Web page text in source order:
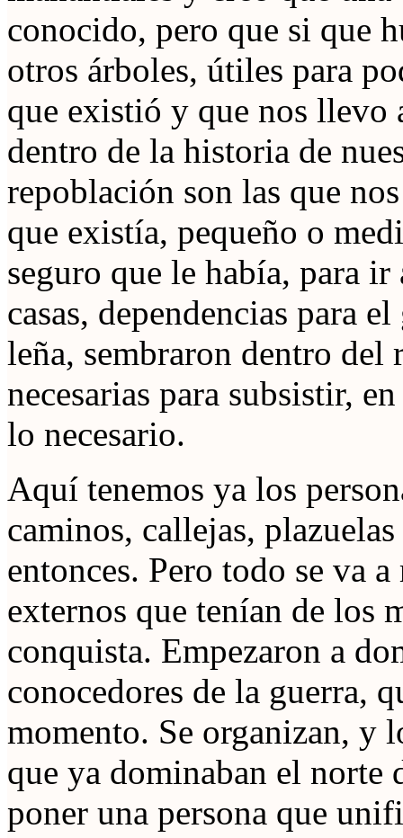
conocido, pero que si que
otros árboles, útiles para
que existió y que nos llevo
dentro de la historia de
repoblación son las que
que existía, pequeño o
seguro que le había, para
casas, dependencias para
leña, sembraron dentro del
necesarias para subsistir,
lo necesario.
Aquí tenemos ya los
caminos, callejas,
entonces. Pero todo se va
externos que tenían de los
conquista. Empezaron a
conocedores de la guerra,
momento. Se organizan, y
que ya dominaban el norte
poner una persona que